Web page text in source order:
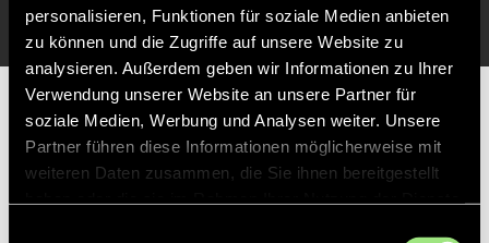
personalisieren, Funktionen für soziale Medien anbieten
zu können und die Zugriffe auf unsere Website zu
analysieren. Außerdem geben wir Informationen zu Ihrer
Verwendung unserer Website an unsere Partner für
soziale Medien, Werbung und Analysen weiter. Unsere
Partner führen diese Informationen möglicherweise mit
weiteren Daten zusammen, die Sie ihnen bereitgestellt
Partner